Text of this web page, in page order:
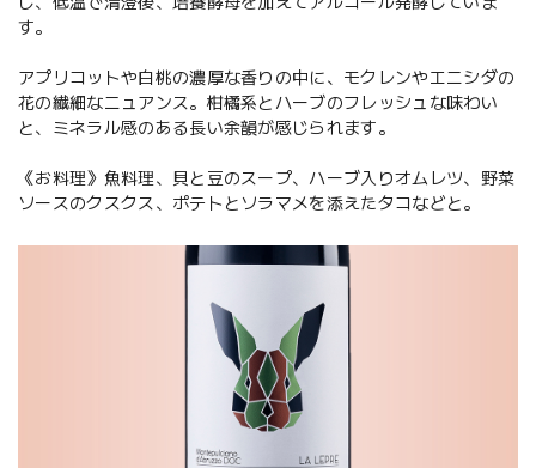
す。
アプリコットや白桃の濃厚な香りの中に、モクレンやエニシダの
花の繊細なニュアンス。柑橘系とハーブのフレッシュな味わい
と、ミネラル感のある長い余韻が感じられます。
《お料理》魚料理、貝と豆のスープ、ハーブ入りオムレツ、野菜
ソースのクスクス、ポテトとソラマメを添えたタコなどと。